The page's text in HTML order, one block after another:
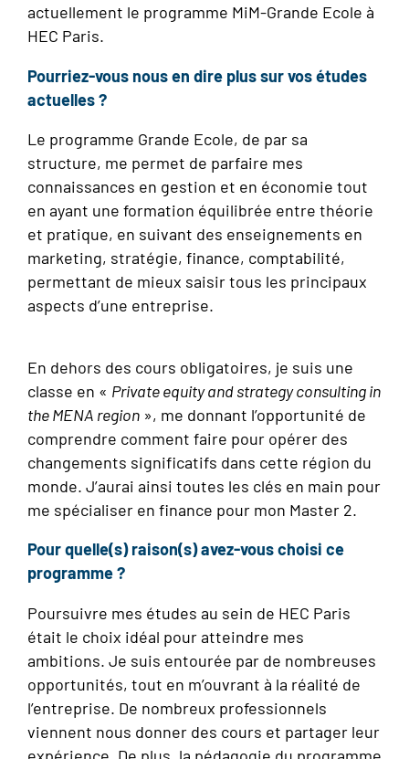
actuellement le programme MiM-Grande Ecole à
HEC Paris.
Pourriez-vous nous en dire plus sur vos études
actuelles ?
Le programme Grande Ecole, de par sa
structure, me permet de parfaire mes
connaissances en gestion et en économie tout
en ayant une formation équilibrée entre théorie
et pratique, en suivant des enseignements en
marketing, stratégie, finance, comptabilité,
permettant de mieux saisir tous les principaux
aspects d’une entreprise.
En dehors des cours obligatoires, je suis une
classe en « Private equity and strategy consulting in
the MENA region », me donnant l’opportunité de
comprendre comment faire pour opérer des
changements significatifs dans cette région du
monde. J’aurai ainsi toutes les clés en main pour
me spécialiser en finance pour mon Master 2.
Pour quelle(s) raison(s) avez-vous choisi ce
programme ?
Poursuivre mes études au sein de HEC Paris
était le choix idéal pour atteindre mes
ambitions. Je suis entourée par de nombreuses
opportunités, tout en m’ouvrant à la réalité de
l’entreprise. De nombreux professionnels
viennent nous donner des cours et partager leur